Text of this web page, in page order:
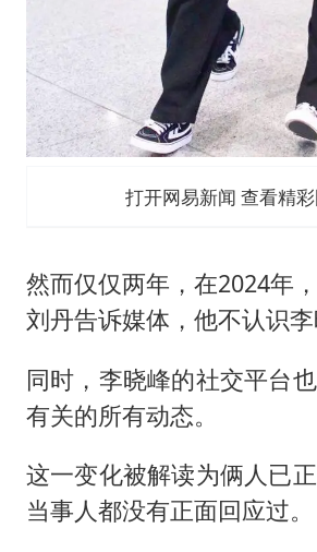
打开网易新闻 查看精
然而仅仅两年，在2024年
刘丹告诉媒体，他不认识李
同时，李晓峰的社交平台
有关的所有动态。
这一变化被解读为俩人已
当事人都没有正面回应过。